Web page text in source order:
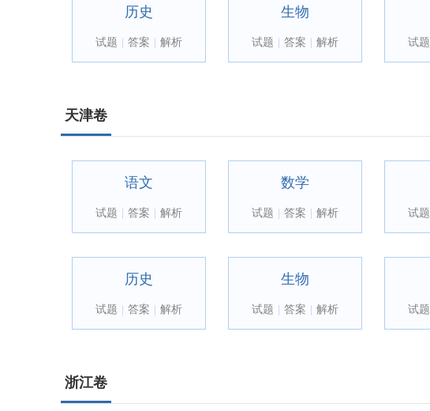
历史
试题 答案 解析
生物
试题 答案 解析 试题
天津卷
语文
试题 答案 解析
数学
试题 答案 解析 试题
历史
试题 答案 解析
生物
试题 答案 解析 试题
浙江卷